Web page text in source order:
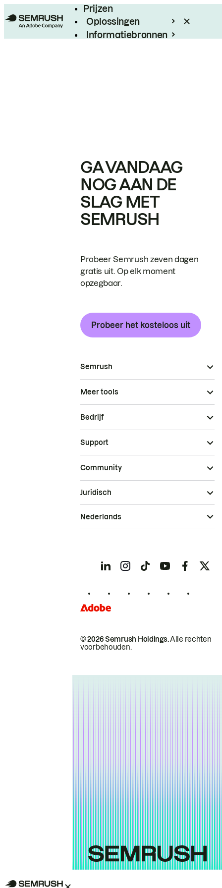
Prijzen
Oplossingen
Informatiebronnen
GA VANDAAG
NOG AAN DE
SLAG MET
SEMRUSH
Probeer Semrush zeven dagen
gratis uit. Op elk moment
opzegbaar.
Probeer het kosteloos uit
Semrush
Meer tools
Bedrijf
Support
Community
© 2026 Semrush Holdings.Alle rechten
voorbehouden.
Juridisch
Nederlands